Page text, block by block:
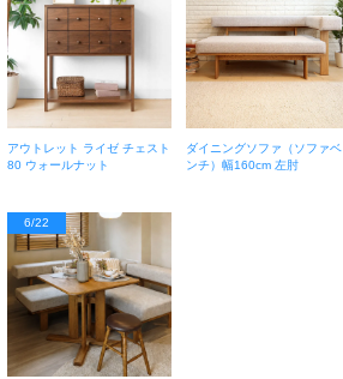
アウトレット ライゼ チェスト
80 ウォールナット
ダイニングソファ（ソファベ
ンチ）幅160cm 左肘
6/22